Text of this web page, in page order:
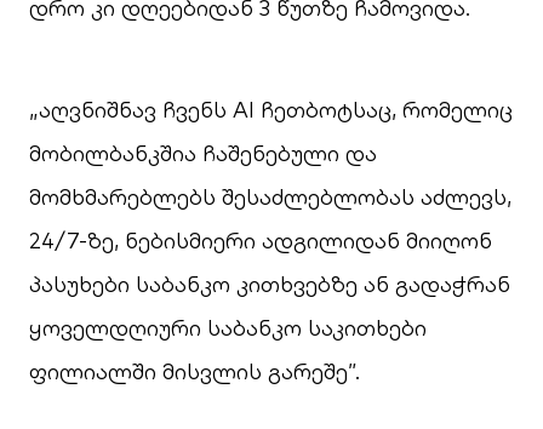
დრო კი დღეებიდან 3 წუთზე ჩამოვიდა.
„აღვნიშნავ ჩვენს AI ჩეთბოტსაც, რომელიც
მობილბანკშია ჩაშენებული და
მომხმარებლებს შესაძლებლობას აძლევს,
24/7-ზე, ნებისმიერი ადგილიდან მიიღონ
პასუხები საბანკო კითხვებზე ან გადაჭრან
ყოველდღიური საბანკო საკითხები
ფილიალში მისვლის გარეშე”.